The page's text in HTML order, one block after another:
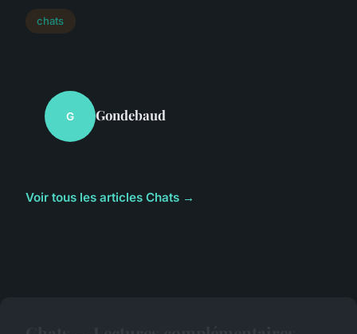
chats
G Gondebaud
Voir tous les articles Chats →